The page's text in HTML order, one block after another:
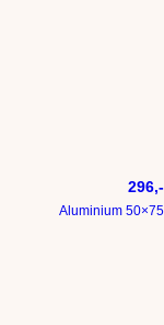
296,-
Aluminium 50×75